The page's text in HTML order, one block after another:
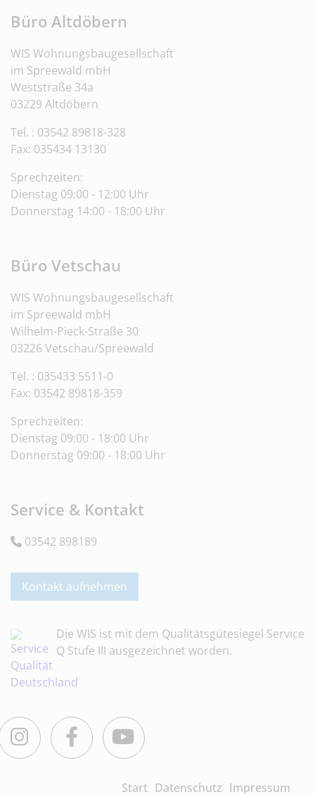
Büro Altdöbern
WIS Wohnungsbaugesellschaft
im Spreewald mbH
Weststraße 34a
03229 Altdöbern
Tel. : 03542 89818-328
Fax: 035434 13130
Sprechzeiten:
Dienstag 09:00 - 12:00 Uhr
Donnerstag 14:00 - 18:00 Uhr
Büro Vetschau
WIS Wohnungsbaugesellschaft
im Spreewald mbH
Wilhelm-Pieck-Straße 30
03226 Vetschau/Spreewald
Tel. : 035433 5511-0
Fax: 03542 89818-359
Sprechzeiten:
Dienstag 09:00 - 18:00 Uhr
Donnerstag 09:00 - 18:00 Uhr
Service & Kontakt
03542 898189
Kontakt aufnehmen
Die WIS ist mit dem Qualitätsgütesiegel Service
Q Stufe III ausgezeichnet worden.
Instagram Facebook Youtube
Start Datenschutz Impressum